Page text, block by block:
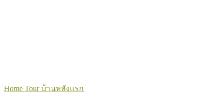
Home Tour บ้านหลังแรก